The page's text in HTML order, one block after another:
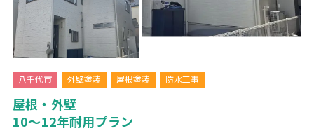
八千代市 外壁塗装 屋根塗装 防水工事
屋根・外壁
10～12年耐用プラン